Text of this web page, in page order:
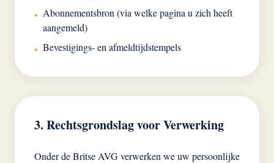
• Abonnementsbron (via welke pagina u zich heeft
aangemeld)
• Bevestigings- en afmeldtijdstempels
3. Rechtsgrondslag voor Verwerking
Onder de Britse AVG verwerken we uw persoonlijke